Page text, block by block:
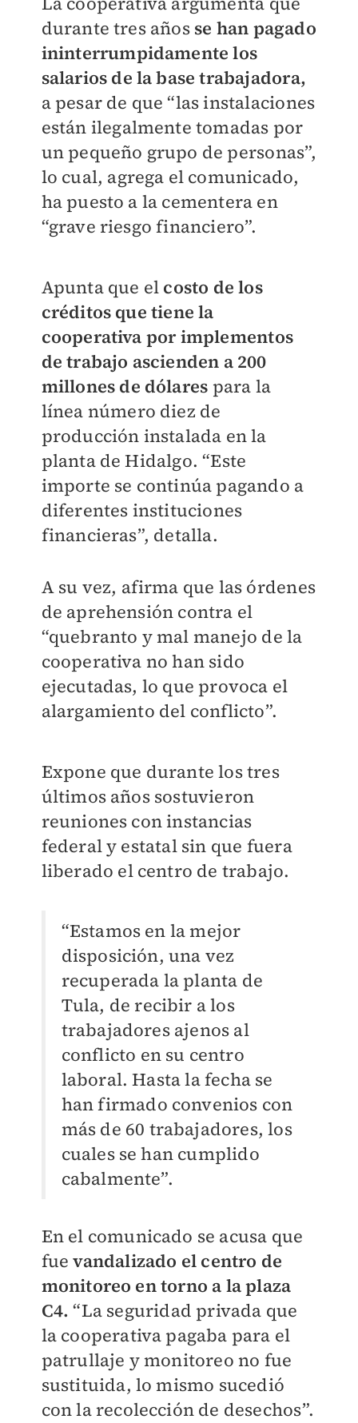
durante tres años se han pagado
ininterrumpidamente los
salarios de la base trabajadora,
a pesar de que “las instalaciones
están ilegalmente tomadas por
un pequeño grupo de personas”,
lo cual, agrega el comunicado,
ha puesto a la cementera en
“grave riesgo financiero”.
Apunta que el costo de los
créditos que tiene la
cooperativa por implementos
de trabajo ascienden a 200
millones de dólares para la
línea número diez de
producción instalada en la
planta de Hidalgo. “Este
importe se continúa pagando a
diferentes instituciones
financieras”, detalla.
A su vez, afirma que las órdenes
de aprehensión contra el
“quebranto y mal manejo de la
cooperativa no han sido
ejecutadas, lo que provoca el
alargamiento del conflicto”.
Expone que durante los tres
últimos años sostuvieron
reuniones con instancias
federal y estatal sin que fuera
liberado el centro de trabajo.
“Estamos en la mejor
disposición, una vez
recuperada la planta de
Tula, de recibir a los
trabajadores ajenos al
conflicto en su centro
laboral. Hasta la fecha se
han firmado convenios con
más de 60 trabajadores, los
cuales se han cumplido
cabalmente”.
En el comunicado se acusa que
fuevandalizado el centro de
monitoreo en torno a la plaza
C4. “La seguridad privada que
la cooperativa pagaba para el
patrullaje y monitoreo no fue
sustituida, lo mismo sucedió
con la recolección de desechos”.